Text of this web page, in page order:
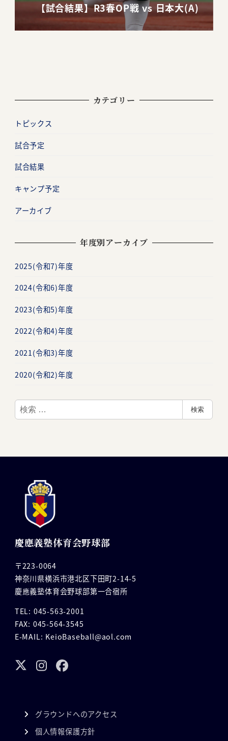
【試合結果】R3春OP戦 vs 日本大(A)
カテゴリー
トピックス
試合予定
試合結果
キャンプ予定
アーカイブ
年度別アーカイブ
2025(令和7)年度
2024(令和6)年度
2023(令和5)年度
2022(令和4)年度
2021(令和3)年度
2020(令和2)年度
検
索
検索
慶應義塾体育会野球部
〒223-0064
神奈川県横浜市港北区下田町2-14-5
慶應義塾体育会野球部第一合宿所
TEL: 045-563-2001
FAX: 045-564-3545
E-MAIL: KeioBaseball@aol.com
グラウンドへのアクセス
個人情報保護方針